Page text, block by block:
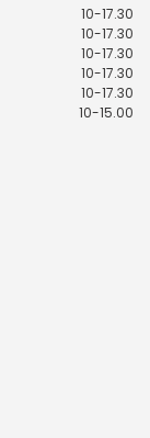
10-17.30
10-17.30
10-17.30
10-17.30
10-17.30
10-15.00